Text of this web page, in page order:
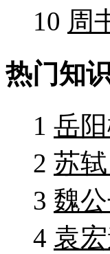
10 周
热门知
1 岳
2 苏
3 魏
4 袁